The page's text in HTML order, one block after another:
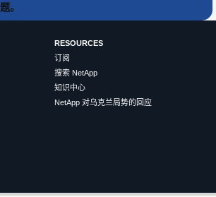
。
RESOURCES
订阅
搜索 NetApp
知识中心
NetApp 对乌克兰局势的回应